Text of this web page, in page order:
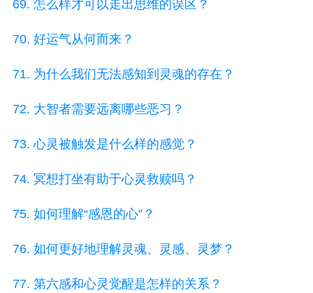
69. 怎么样才可以走出思维的误区？
70. 好运气从何而来？
71. 为什么我们无法感知到灵魂的存在？
72. 大智者需要远离哪些恶习？
73. 心灵被触发是什么样的感觉？
74. 冥想打坐有助于心灵救赎吗？
75. 如何理解“感恩的心”？
76. 如何更好地理解灵魂、灵感、灵梦？
77. 第六感和心灵觉醒是怎样的关系？